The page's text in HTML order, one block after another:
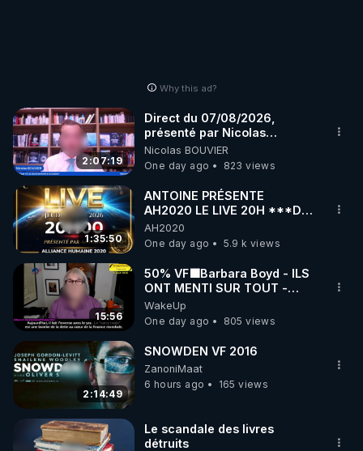
Why this ad?
2:07:19
Direct du 07/08/2026,
présenté par Nicolas
BOUVIER
Nicolas BOUVIER
One day ago
823 views
1:35:50
ANTOINE PRÉSENTE
AH2020 LE LIVE 20H ***DU
06/08/2026***
AH2020
One day ago
5.9 k views
15:56
50% VF🟩Barbara Boyd - ILS
ONT MENTI SUR TOUT -
Jocelyne Traduction
WakeUp
One day ago
805 views
2:14:49
SNOWDEN VF 2016
ZanoniMaat
6 hours ago
165 views
Le scandale des livres
détruits